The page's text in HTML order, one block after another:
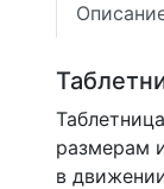
размерам
в